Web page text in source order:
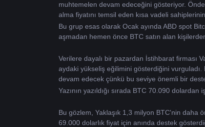
muhtemelen devam edeceğini gösteriyor.
alma fiyatını temsil eden kısa vadeli
Bu grup esas olarak Ocak ayında ABD spot
aşmadan hemen önce BTC satın alan
Verilere dayalı bir pazardan İstihbarat firması
aydaki yükseliş eğilimini gösterdiğini
devam edecek çünkü bu seviye önemli bir
Yazının yazıldığı sırada BTC 70.090
Bu gözlem, Yaklaşık 1,3 milyon BTC'nin daha
69.000 dolarlık fiyat için anında destek